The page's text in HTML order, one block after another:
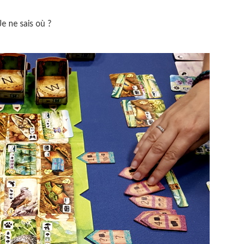
ne sais où ?